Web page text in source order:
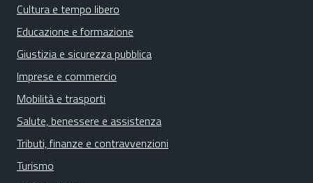
Cultura e tempo libero
Educazione e formazione
Giustizia e sicurezza pubblica
Imprese e commercio
Mobilità e trasporti
Salute, benessere e assistenza
Tributi, finanze e contravvenzioni
Turismo